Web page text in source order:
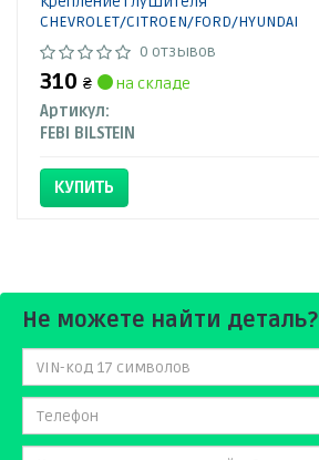
CHEVROLET/CITROEN/FORD/HYUNDAI
0 отзывов
310 ₴
на складе
Артикул:
FEBI BILSTEIN
КУПИТЬ
Не можете найти деталь?